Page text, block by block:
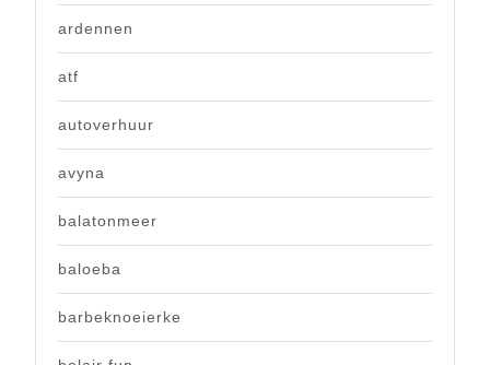
ardennen
atf
autoverhuur
avyna
balatonmeer
baloeba
barbeknoeierke